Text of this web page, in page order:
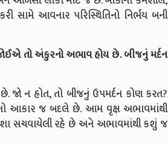
સામે આવનાર પરિસ્થિતિનો નિર્ભય બની
તો અંકુરનો અભાવ હોય છે. બીજનું મર્દન
જો ન હોત, તો બીજનું ઉપમર્દન કોણ કરત?
આકાર જ બદલે છે. આમ વૃક્ષ અભાવમાંથી
સચવાયેલી રહે છે અને અભાવમાંથી કશું જ